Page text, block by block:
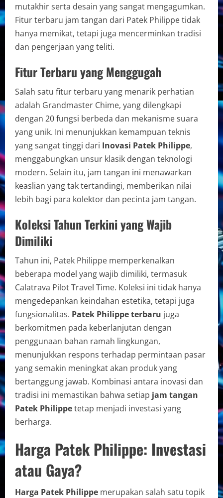
mutakhir serta desain yang sangat mengagumkan.
Fitur terbaru jam tangan dari Patek Philippe tidak
hanya memikat, tetapi juga mencerminkan tradisi
dan pengerjaan yang teliti.
Fitur Terbaru yang Menggugah
Salah satu fitur terbaru yang menarik perhatian
adalah Grandmaster Chime, yang dilengkapi
dengan 20 fungsi berbeda dan mekanisme suara
yang unik. Ini menunjukkan kemampuan teknis
yang sangat tinggi dari Inovasi Patek Philippe,
menggabungkan unsur klasik dengan teknologi
modern. Selain itu, jam tangan ini menawarkan
keaslian yang tak tertandingi, memberikan nilai
lebih bagi para kolektor dan pecinta jam tangan.
Koleksi Tahun Terkini yang Wajib
Dimiliki
Tahun ini, Patek Philippe memperkenalkan
beberapa model yang wajib dimiliki, termasuk
Calatrava Pilot Travel Time. Koleksi ini tidak hanya
mengedepankan keindahan estetika, tetapi juga
fungsionalitas. Patek Philippe terbaru juga
berkomitmen pada keberlanjutan dengan
penggunaan bahan ramah lingkungan,
menunjukkan respons terhadap permintaan pasar
yang semakin meningkat akan produk yang
bertanggung jawab. Kombinasi antara inovasi dan
tradisi ini memastikan bahwa setiap jam tangan
Patek Philippetetap menjadi investasi yang
berharga.
Harga Patek Philippe: Investasi
atau Gaya?
Harga Patek Philippe merupakan salah satu topik